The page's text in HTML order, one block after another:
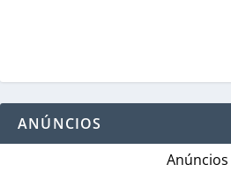
ANÚNCIOS
Anúncios